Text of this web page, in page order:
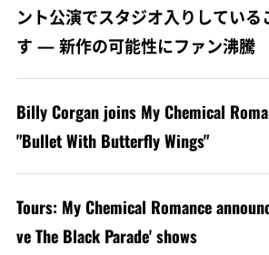
ント公演でスタジオ入りしている
す — 新作の可能性にファン沸騰
Billy Corgan joins My Chemical
"Bullet With Butterfly Wings"
Tours: My Chemical Romance
ve The Black Parade' shows